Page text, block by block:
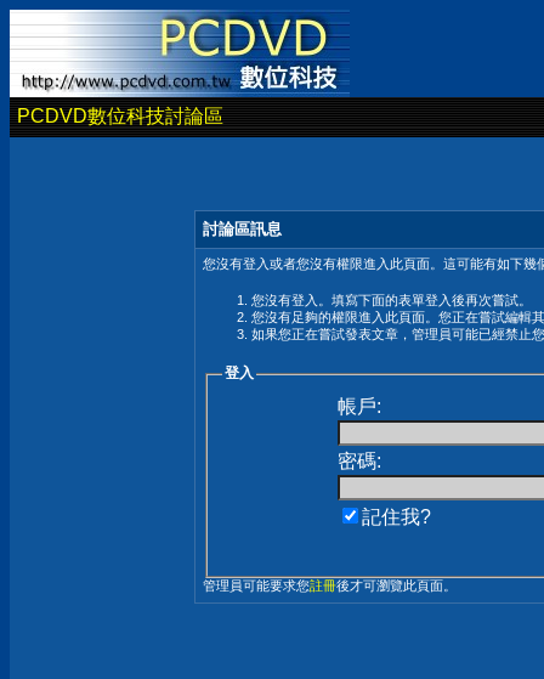
PCDVD數位科技討論區
討論區訊息
您沒有登入或者您沒有權限進入此頁面。這可能有如下幾
您沒有登入。填寫下面的表單登入後再次嘗試。
您沒有足夠的權限進入此頁面。您正在嘗試編輯
如果您正在嘗試發表文章，管理員可能已經禁止
登入
帳戶:
密碼:
記住我?
管理員可能要求您註冊後才可瀏覽此頁面。